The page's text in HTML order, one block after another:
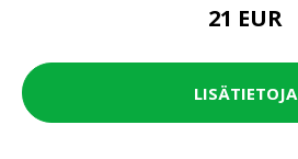
21 EUR
LISÄTIETOJA